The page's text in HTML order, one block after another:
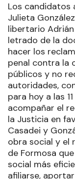
Los candidatos
Julieta
libertario
letrado de la
hacer los
penal contra la
públicos y no
autoridades,
para hoy a las
acompañar el
la Justicia en
Casadei y
obra social y el
de Formosa
social más
afiliarse,